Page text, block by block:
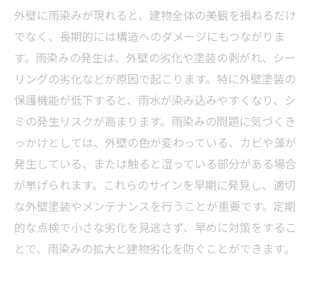
簡単にできる雨染み予防！日常でできるケア方
法とは？
雨染み対策は外壁塗装から！今すぐ始めたい理
由
外壁に雨染みが現れると、建物全体の美観を損ねるだけ
でなく、長期的には構造へのダメージにもつながりま
す。雨染みの発生は、外壁の劣化や塗装の剥がれ、シー
リングの劣化などが原因で起こります。特に外壁塗装の
保護機能が低下すると、雨水が染み込みやすくなり、シ
ミの発生リスクが高まります。雨染みの問題に気づくき
っかけとしては、外壁の色が変わっている、カビや藻が
発生している、または触ると湿っている部分がある場合
が挙げられます。これらのサインを早期に発見し、適切
な外壁塗装やメンテナンスを行うことが重要です。定期
的な点検で小さな劣化を見逃さず、早めに対策をするこ
とで、雨染みの拡大と建物劣化を防ぐことができます。